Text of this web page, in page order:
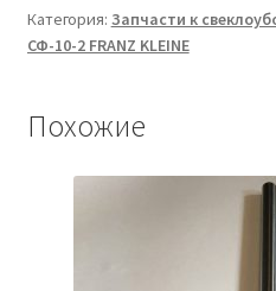
Категория: Запчасти к
СФ-10-2 FRANZ KLEINE
Похожие